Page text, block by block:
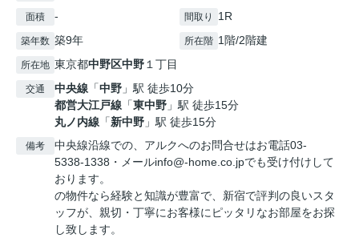
面積 - 間取り 1R
築年数 築9年 所在階 1階/2階建
所在地 東京都中野区中野 １丁目
交通 中央線 「中野 」駅 徒歩10分
都営大江戸線 「東中野 」駅 徒歩15分
丸ノ内線 「新中野 」駅 徒歩15分
備考
中央線沿線での、アルクへのお問合せはお電話03-
5338-1338・メールinfo@-home.co.jpでも受け付けして
おります。
の物件なら経験と知識が豊富で、新宿で評判の良いスタ
ッフが、親切・丁寧にお客様にピッタリなお部屋をお探
し致します。